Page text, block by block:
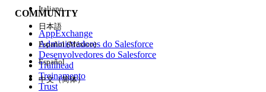
Experiência
COMMUNITY
AppExchange
Administradores do Salesforce
Desenvolvedores do Salesforce
Trailhead
Treinamento
Trust
Italiano
日本語
Español (México)
Español
中文（简体）